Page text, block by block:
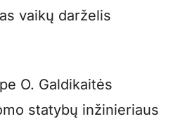
vaikų darželis
O. Galdikaitės
statybų inžinieriaus